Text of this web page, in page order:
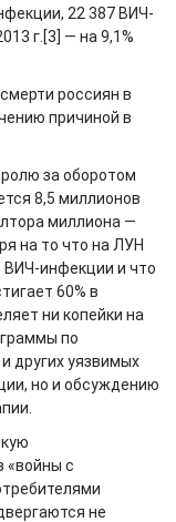
22 387 ВИЧ-
г.[3] — на 9,1%
россиян в
причиной в
за оборотом
8,5 миллионов
миллиона —
на то что на ЛУН
ВИЧ-инфекции и что
60% в
ни копейки на
по
других уязвимых
но и обсуждению
«войны с
не